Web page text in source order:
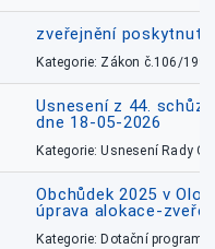
zveřejnění
Kategorie: Zákon č.106/1999
Usnesení z 44.
dne 18-05-2026
Kategorie: Usnesení Rady
Obchůdek 2025 v
úprava alokace-
Kategorie: Dotační